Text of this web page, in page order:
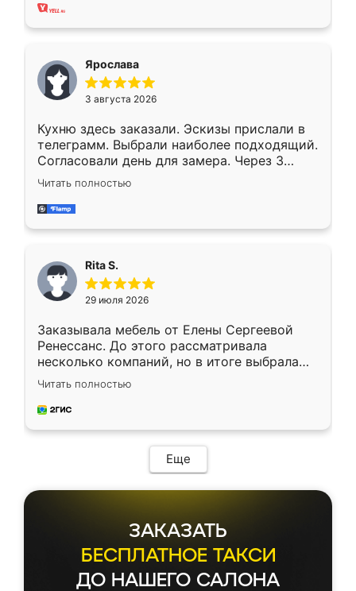
Ярослава
3 августа 2026
Кухню здесь заказали. Эскизы прислали в
телеграмм. Выбрали наиболее подходящий.
Согласовали день для замера. Через 3
недели кухня была уже готова. Остались
довольны работой. Спасибо Ренессанс
мебель за качественную работу!
Читать полностью
Rita S.
29 июля 2026
Заказывала мебель от Елены Сергеевой
Ренессанс. До этого рассматривала
несколько компаний, но в итоге выбрала
эту. Сначала обговорили условия, потом
приехал замерщик, всё спокойно объяснил
и снял размеры. Изготовили в срок, с
мебель сразу встала на свое место без
каких-либо доработок. Качеством осталась
довольна, все выглядит так, как и ожидала.
Читать полностью
Еще
ЗАКАЗАТЬ
БЕСПЛАТНОЕ ТАКСИ
ДО НАШЕГО САЛОНА